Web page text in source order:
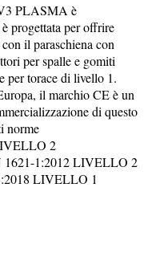
PLASMA è
progettata per offrire
il paraschiena con
per spalle e gomiti
torace di livello 1.
il marchio CE è un
di questo
norme
2
1621-1:2012 LIVELLO 2
LIVELLO 1